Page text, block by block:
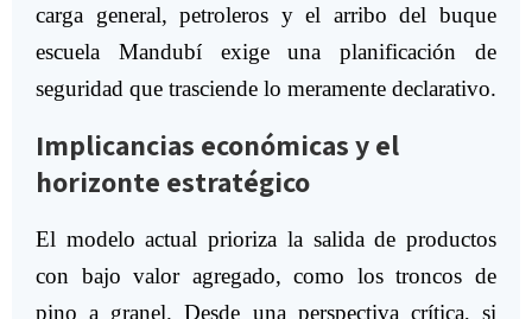
carga general, petroleros y el arribo del buque
escuela Mandubí exige una planificación de
seguridad que trasciende lo meramente declarativo.
Implicancias económicas y el
horizonte estratégico
El modelo actual prioriza la salida de productos
con bajo valor agregado, como los troncos de
pino a granel. Desde una perspectiva crítica, si